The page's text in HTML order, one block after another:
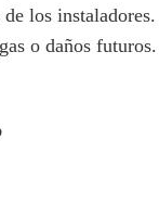
los instaladores.
o daños futuros.